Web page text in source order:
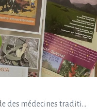
médecines traditionnelles